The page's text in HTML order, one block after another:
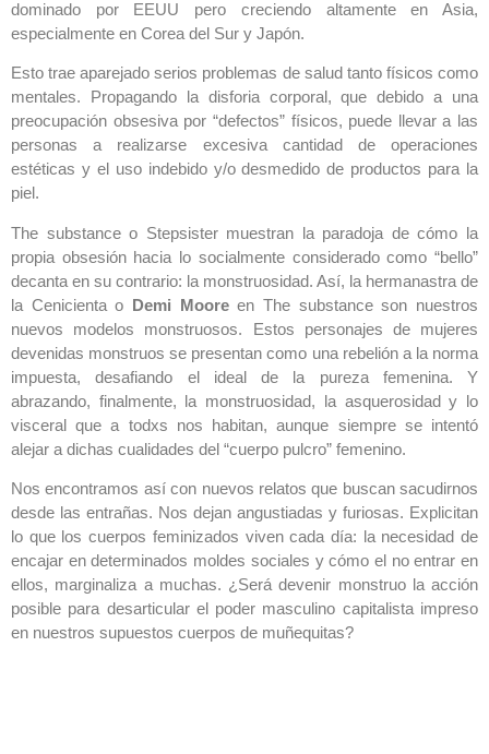
dominado por EEUU pero creciendo altamente en Asia,
especialmente en Corea del Sur y Japón.
Esto trae aparejado serios problemas de salud tanto físicos como
mentales. Propagando la disforia corporal, que debido a una
preocupación obsesiva por “defectos” físicos, puede llevar a las
personas a realizarse excesiva cantidad de operaciones
estéticas y el uso indebido y/o desmedido de productos para la
piel.
The substance o Stepsister muestran la paradoja de cómo la
propia obsesión hacia lo socialmente considerado como “bello”
decanta en su contrario: la monstruosidad. Así, la hermanastra de
la Cenicienta o Demi Mooreen The substance son nuestros
nuevos modelos monstruosos. Estos personajes de mujeres
devenidas monstruos se presentan como una rebelión a la norma
impuesta, desafiando el ideal de la pureza femenina. Y
abrazando, finalmente, la monstruosidad, la asquerosidad y lo
visceral que a todxs nos habitan, aunque siempre se intentó
alejar a dichas cualidades del “cuerpo pulcro” femenino.
Nos encontramos así con nuevos relatos que buscan sacudirnos
desde las entrañas. Nos dejan angustiadas y furiosas. Explicitan
lo que los cuerpos feminizados viven cada día: la necesidad de
encajar en determinados moldes sociales y cómo el no entrar en
ellos, marginaliza a muchas. ¿Será devenir monstruo la acción
posible para desarticular el poder masculino capitalista impreso
en nuestros supuestos cuerpos de muñequitas?